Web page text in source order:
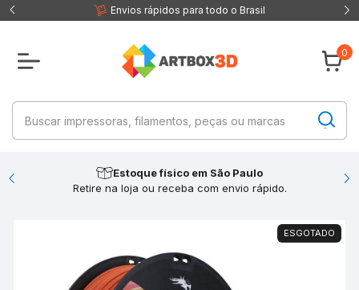
Envios rápidos para todo o Brasil
0
Estoque físico em São Paulo
Retire na loja ou receba com envio rápido.
ESGOTADO